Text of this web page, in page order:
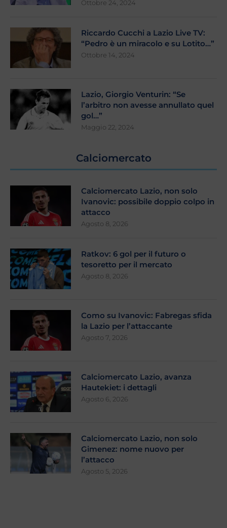
Ottobre 24, 2024
Riccardo Cucchi a Lazio Live TV:
“Pedro è un miracolo e su Lotito…”
Ottobre 14, 2024
Lazio, Giorgio Venturin: “Se
l’arbitro non avesse annullato quel
gol…”
Maggio 22, 2024
Calciomercato
Calciomercato Lazio, non solo
Ivanovic: possibile doppio colpo in
attacco
Agosto 8, 2026
Ratkov: 6 gol per il futuro o
tesoretto per il mercato
Agosto 8, 2026
Como su Ivanovic: Fabregas sfida
la Lazio per l’attaccante
Agosto 7, 2026
Calciomercato Lazio, avanza
Hautekiet: i dettagli
Agosto 6, 2026
Calciomercato Lazio, non solo
Gimenez: nome nuovo per
l’attacco
Agosto 5, 2026